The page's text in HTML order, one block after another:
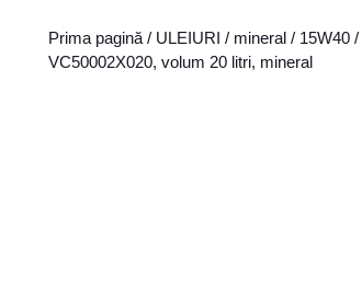
Prima pagină / ULEIURI / mineral / 15W40 /
VC50002X020, volum 20 litri, mineral